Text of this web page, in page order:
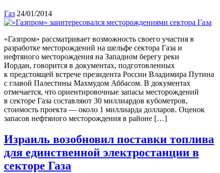
Газ 24/01/2014
«Газпром» рассматривает возможность своего участия в
разработке месторождений на шельфе сектора Газа и
нефтяного месторождения на Западном берегу реки
Иордан, говорится в документах, подготовленных
к предстоящей встрече президента России Владимира Путина
с главой Палестины Махмудом Аббасом. В документах
отмечается, что ориентировочные запасы месторождений
в секторе Газа составляют 30 миллиардов кубометров,
стоимость проекта — около 1 миллиарда долларов. Оценок
запасов нефтяного месторождения в районе […]
Израиль возобновил поставки топлива
для единственной электростанции в
секторе Газа